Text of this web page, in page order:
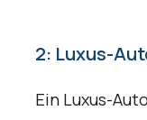
2: Luxus-
Ein Luxus-